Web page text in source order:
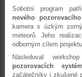
Sobotní program
nového
kamera s úzkým
meteorů. Jeho
odborným cílem
Následoval
pozorovacích
začátečníky i zkušené